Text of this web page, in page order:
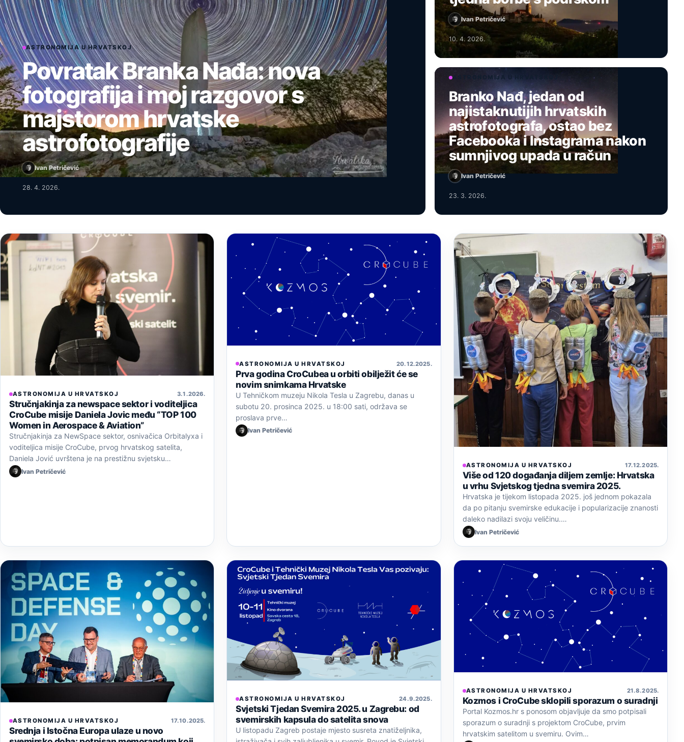
ASTRONOMIJA U HRVATSKOJ
Povratak Branka Nađa: nova
fotografija i moj razgovor s
majstorom hrvatske
astrofotografije
Ivan Petričević
28. 4. 2026.
Ivan Petričević
10. 4. 2026.
ASTRONOMIJA U HRVATSKOJ
Branko Nađ, jedan od
najistaknutijih hrvatskih
astrofotografa, ostao bez
Facebooka i Instagrama nakon
sumnjivog upada u račun
Ivan Petričević
23. 3. 2026.
ASTRONOMIJA U HRVATSKOJ 3. 1. 2026.
Stručnjakinja za newspace sektor i voditeljica
CroCube misije Daniela Jovic među “TOP 100
Women in Aerospace & Aviation”
Stručnjakinja za NewSpace sektor, osnivačica Orbitalyxa i
voditeljica misije CroCube, prvog hrvatskog satelita,
Daniela Jović uvrštena je na prestižnu svjetsku…
Ivan Petričević
ASTRONOMIJA U HRVATSKOJ 20. 12. 2025.
Prva godina CroCubea u orbiti obilježit će se
novim snimkama Hrvatske
U Tehničkom muzeju Nikola Tesla u Zagrebu, danas u
subotu 20. prosinca 2025. u 18:00 sati, održava se
proslava prve…
Ivan Petričević
ASTRONOMIJA U HRVATSKOJ 17. 12. 2025.
Više od 120 događanja diljem zemlje: Hrvatska
u vrhu Svjetskog tjedna svemira 2025.
Hrvatska je tijekom listopada 2025. još jednom pokazala
da po pitanju svemirske edukacije i popularizacije znanosti
daleko nadilazi svoju veličinu.…
Ivan Petričević
ASTRONOMIJA U HRVATSKOJ 17. 10. 2025.
Srednja i Istočna Europa ulaze u novo
ASTRONOMIJA U HRVATSKOJ 24. 9. 2025.
Svjetski Tjedan Svemira 2025. u Zagrebu: od
svemirskih kapsula do satelita snova
U listopadu Zagreb postaje mjesto susreta znatiželjnika,
ASTRONOMIJA U HRVATSKOJ 21. 8. 2025.
Kozmos i CroCube sklopili sporazum o suradnji
Portal Kozmos.hr s ponosom objavljuje da smo potpisali
sporazum o suradnji s projektom CroCube, prvim
hrvatskim satelitom u svemiru. Ovim…